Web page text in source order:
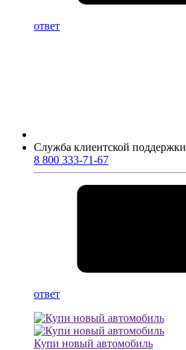
ответ
Служба клиентской поддержки
8 800 333-71-67
ответ
Купи новый автомобиль